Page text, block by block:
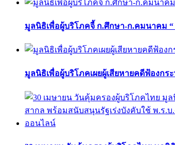
มูลนิธิเพื่อผู้บริโภคจี้ ก.ศึกษา-ก.คมนาคม
มูลนิธิเพื่อผู้บริโภคเผยผู้เสียหายคดีฟ้องก